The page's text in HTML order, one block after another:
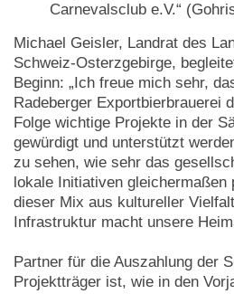
Carnevalsclub e.V.“
Michael Geisler, Landrat des
Schweiz-Osterzgebirge,
Beginn: „Ich freue mich sehr,
Radeberger Exportbierbrauerei
Folge wichtige Projekte in der
gewürdigt und unterstützt
zu sehen, wie sehr das
lokale Initiativen gleichermaßen
dieser Mix aus kultureller
Infrastruktur macht unsere
Partner für die Auszahlung der
Projektträger ist, wie in den